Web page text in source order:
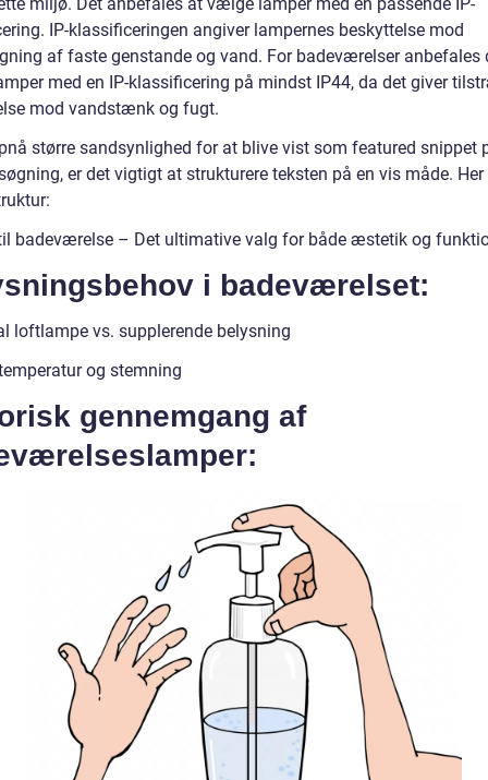
IP-klassificeringen angiver lampernes beskyttelse mod
af faste genstande og vand. For badeværelser anbefales
med en IP-klassificering på mindst IP44, da det giver
mod vandstænk og fugt.
større sandsynlighed for at blive vist som featured snippet
er det vigtigt at strukturere teksten på en vis måde. Her
badeværelse – Det ultimative valg for både æstetik og
i badeværelset:
loftlampe vs. supplerende belysning
og stemning
gennemgang af